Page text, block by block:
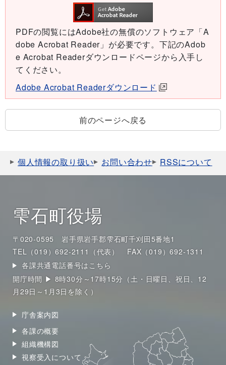
PDFの閲覧にはAdobe社の無償のソフトウェア「A
dobe Acrobat Reader」が必要です。下記のAdob
e Acrobat Readerダウンロードページから入手し
てください。
Adobe Acrobat Readerダウンロード
前のページへ戻る
個人情報の取り扱い お問い合わせ RSSについて
雫石町役場
〒020-0595 岩手県岩手郡雫石町千刈田5番地1
TEL（019）692-2111（代表）
FAX（019）692-1311
各課共通電話番号はこちら
開庁時間 ▶ 8時30分～17時15分（土・日曜日、祝日、12
月29日～1月3日を除く）
庁舎案内図
各課の概要
組織機構図
視察受入について